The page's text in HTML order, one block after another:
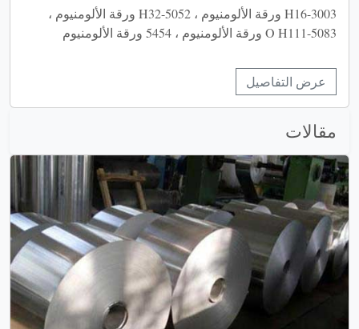
3003-H16 ورقة الألومنيوم ، 5052-H32 ورقة الألومنيوم ،
5083-O H111 ورقة الألومنيوم ، 5454 ورقة الألومنيوم
عرض التفاصيل
مقالات